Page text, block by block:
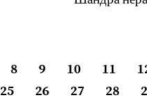
8 9 10 11
25 26 27 28